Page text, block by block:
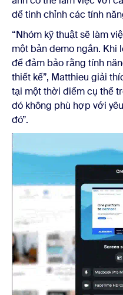
để tinh chỉnh các tính
“Nhóm kỹ thuật sẽ làm
một bản demo ngắn. Khi
để đảm bảo rằng tính
thiết kế”, Matthieu giải
tại một thời điểm cụ thể
đó không phù hợp với
đó”.